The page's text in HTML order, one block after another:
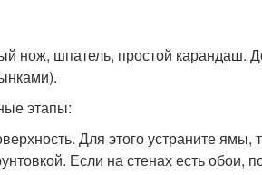
нож, шпатель, простой карандаш.
этапы:
Для этого устраните
Если на стенах есть обои,